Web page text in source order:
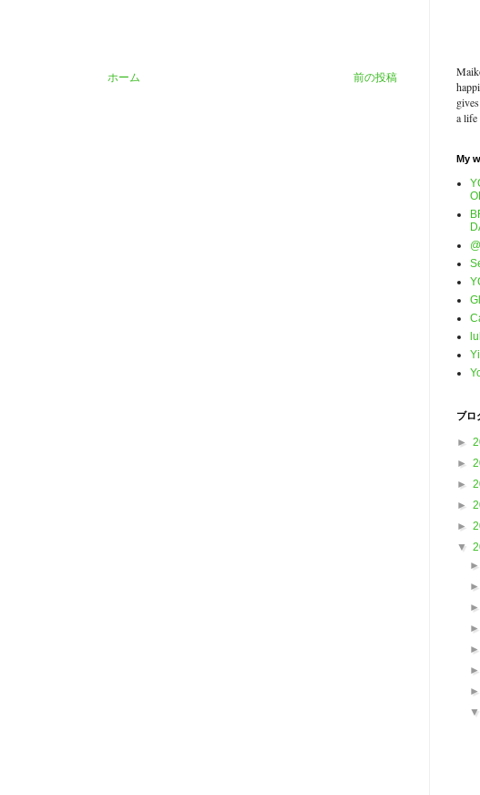
前の投稿
ホーム
a life
My
ブロ
►
►
►
►
►
▼
►
►
►